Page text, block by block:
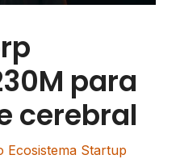
para
cerebral
Ecosistema Startup